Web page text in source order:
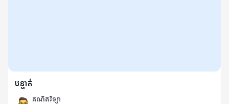
បន្ទាត់
គណិតវិទ្យា